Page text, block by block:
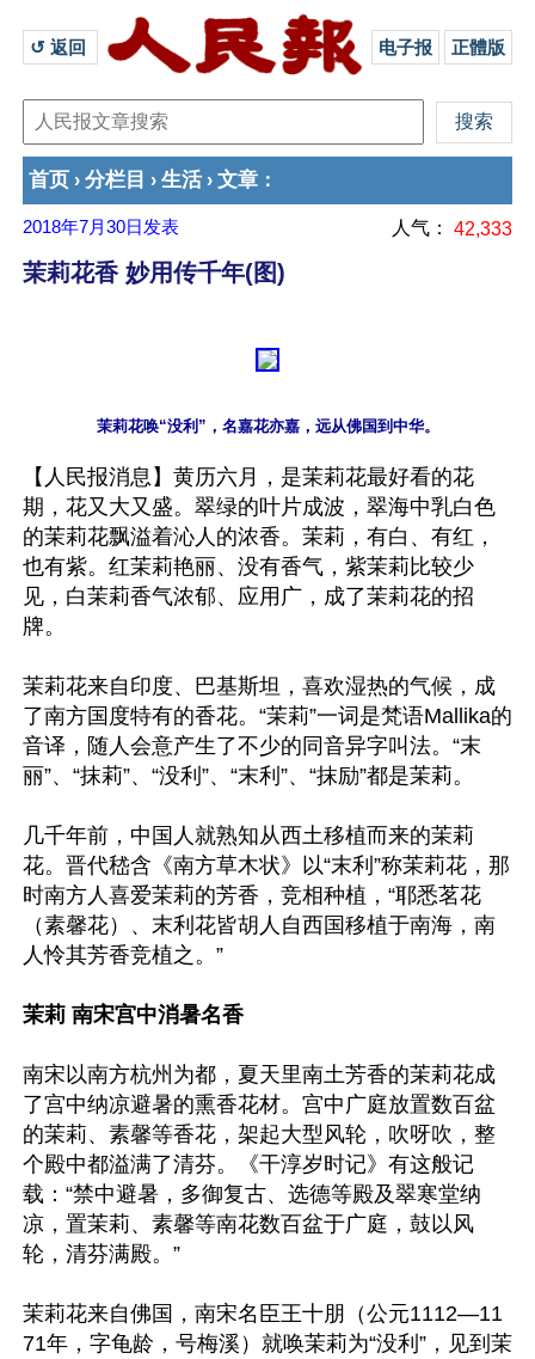
↺ 返回 电子报 正體版
首页 › 分栏目 › 生活 › 文章 ：
2018年7月30日 发表 人气： 42,333
茉莉花香 妙用传千年(图)
【人民报消息】黄历六月，是茉莉花最好看的花
期，花又大又盛。翠绿的叶片成波，翠海中乳白色
的茉莉花飘溢着沁人的浓香。茉莉，有白、有红，
也有紫。红茉莉艳丽、没有香气，紫茉莉比较少
见，白茉莉香气浓郁、应用广，成了茉莉花的招
牌。
茉莉花来自印度、巴基斯坦，喜欢湿热的气候，成
了南方国度特有的香花。“茉莉”一词是梵语Mallika的
音译，随人会意产生了不少的同音异字叫法。“末
丽”、“抹莉”、“没利”、“末利”、“抹励”都是茉莉。
几千年前，中国人就熟知从西土移植而来的茉莉
花。晋代嵇含《南方草木状》以“末利”称茉莉花，那
时南方人喜爱茉莉的芳香，竞相种植，“耶悉茗花
（素馨花）、末利花皆胡人自西国移植于南海，南
人怜其芳香竞植之。”
茉莉 南宋宫中消暑名香
南宋以南方杭州为都，夏天里南土芳香的茉莉花成
了宫中纳凉避暑的熏香花材。宫中广庭放置数百盆
的茉莉、素馨等香花，架起大型风轮，吹呀吹，整
个殿中都溢满了清芬。《干淳岁时记》有这般记
载：“禁中避暑，多御复古、选德等殿及翠寒堂纳
凉，置茉莉、素馨等南花数百盆于广庭，鼓以风
轮，清芬满殿。”
茉莉花来自佛国，南宋名臣王十朋（公元1112—11
71年，字龟龄，号梅溪）就唤茉莉为“没利”，见到茉